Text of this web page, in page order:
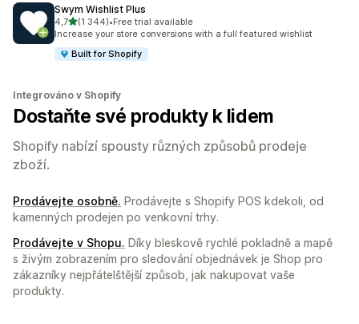
Swym Wishlist Plus
4,7z 5 hvězd
(1 344)
Celkový počet recenzí: 1344
•Free trial available
Increase your store conversions with a full featured wishlist
Built for Shopify
Integrováno v Shopify
Dostaňte své produkty k lidem
Shopify nabízí spousty různých způsobů prodeje
zboží.
Prodávejte osobně. Prodávejte s Shopify POS kdekoli, od
kamenných prodejen po venkovní trhy.
Prodávejte v Shopu. Díky bleskově rychlé pokladně a mapě
s živým zobrazením pro sledování objednávek je Shop pro
zákazníky nejpřátelštější způsob, jak nakupovat vaše
produkty.